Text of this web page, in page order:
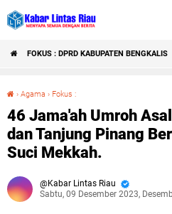
FOKUS : DPRD KABUPATEN BENGKALIS
› Agama › Fokus :
46 Jama'ah Umroh
dan Tanjung Pinang
Suci Mekkah.
Kabar Lintas Riau
Sabtu, 09 Desember 2023,